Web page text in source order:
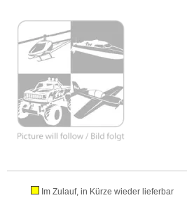
Im Zulauf, in Kürze wieder lieferbar